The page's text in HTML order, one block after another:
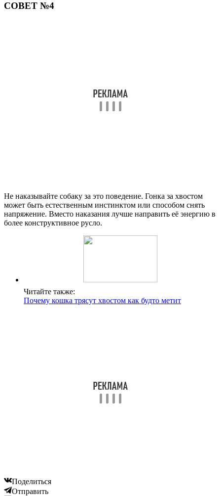
СОВЕТ №4
Не наказывайте собаку за это поведение. Гонка за хвостом
может быть естественным инстинктом или способом снять
напряжение. Вместо наказания лучше направить её энергию в
более конструктивное русло.
Читайте также:
Почему кошка трясут хвостом как будто метит
Поделиться
Отправить